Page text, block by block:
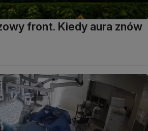
front. Kiedy aura znów